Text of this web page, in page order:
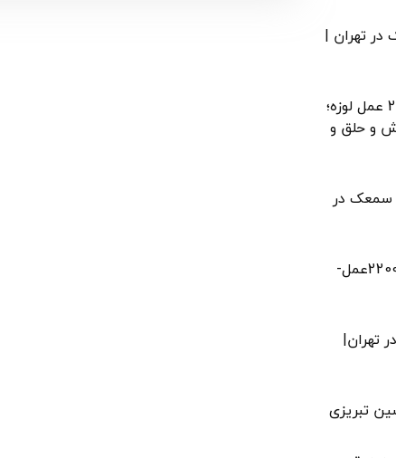
تهران |
جراح لوزه کودکان تهران|رکورد2200 عمل لوزه؛
و حلق و
سمعک در
بهترین جراح لوزه بزرگسال ایران|2200عمل-
تهران|
تبریزی